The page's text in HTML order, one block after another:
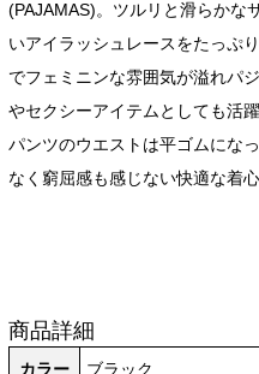
(PAJAMAS)。ツルリと滑らかな
いアイラッシュレースをたっぷ
でフェミニンな雰囲気が溢れパ
やセクシーアイテムとしても活
パンツのウエストは平ゴムにな
なく窮屈感も感じない快適な着
商品詳細
カラー ブラック